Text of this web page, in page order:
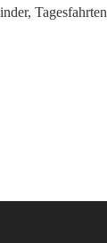
, Tagesfahrten